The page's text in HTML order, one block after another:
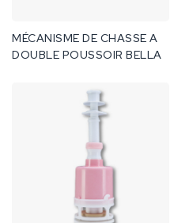
MÉCANISME DE CHASSE A
DOUBLE POUSSOIR BELLA